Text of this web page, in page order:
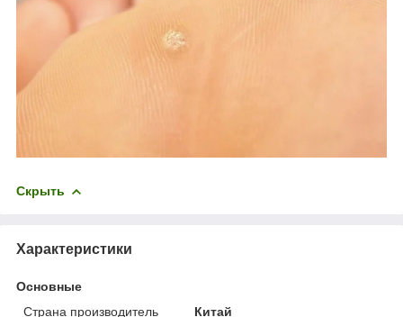
Скрыть
Характеристики
Основные
Страна производитель
Китай